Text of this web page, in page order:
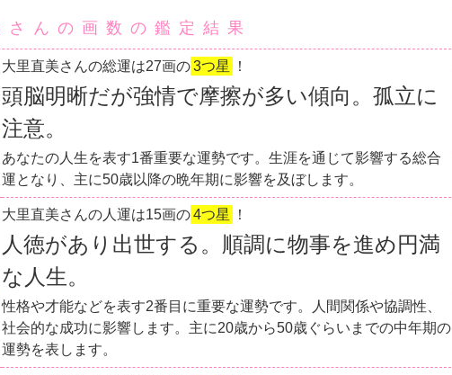
さんの画数の鑑定結果
大里直美さんの総運は27画の3つ星 ！
頭脳明晰だが強情で摩擦が多い傾向。孤立に
注意。
あなたの人生を表す1番重要な運勢です。生涯を通じて影響する総合
運となり、主に50歳以降の晩年期に影響を及ぼします。
大里直美さんの人運は15画の4つ星 ！
人徳があり出世する。順調に物事を進め円満
な人生。
性格や才能などを表す2番目に重要な運勢です。人間関係や協調性、
社会的な成功に影響します。主に20歳から50歳ぐらいまでの中年期の
運勢を表します。